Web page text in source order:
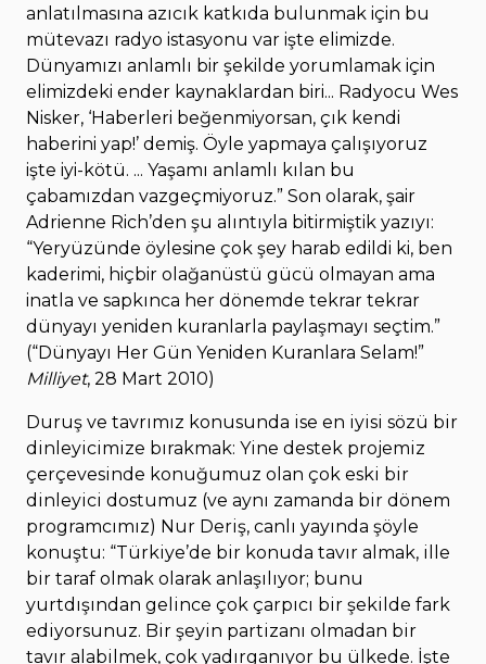
anlatılmasına azıcık katkıda bulunmak için bu
mütevazı radyo istasyonu var işte elimizde.
Dünyamızı anlamlı bir şekilde yorumlamak için
elimizdeki ender kaynaklardan biri... Radyocu Wes
Nisker, ‘Haberleri beğenmiyorsan, çık kendi
haberini yap!’ demiş. Öyle yapmaya çalışıyoruz
işte iyi-kötü. ... Yaşamı anlamlı kılan bu
çabamızdan vazgeçmiyoruz.” Son olarak, şair
Adrienne Rich’den şu alıntıyla bitirmiştik yazıyı:
“Yeryüzünde öylesine çok şey harab edildi ki, ben
kaderimi, hiçbir olağanüstü gücü olmayan ama
inatla ve sapkınca her dönemde tekrar tekrar
dünyayı yeniden kuranlarla paylaşmayı seçtim.”
(“Dünyayı Her Gün Yeniden Kuranlara Selam!”
Milliyet, 28 Mart 2010)
Duruş ve tavrımız konusunda ise en iyisi sözü bir
dinleyicimize bırakmak: Yine destek projemiz
çerçevesinde konuğumuz olan çok eski bir
dinleyici dostumuz (ve aynı zamanda bir dönem
programcımız) Nur Deriş, canlı yayında şöyle
konuştu: “Türkiye’de bir konuda tavır almak, ille
bir taraf olmak olarak anlaşılıyor; bunu
yurtdışından gelince çok çarpıcı bir şekilde fark
ediyorsunuz. Bir şeyin partizanı olmadan bir
tavır alabilmek, çok yadırganıyor bu ülkede. İşte